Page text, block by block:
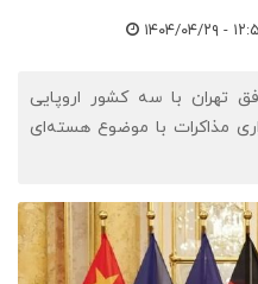
۰۴/۲۹ - ۱۲:۵۸
تهران با سه کشور اروپایی
مذاکرات با موضوع هسته‌ای